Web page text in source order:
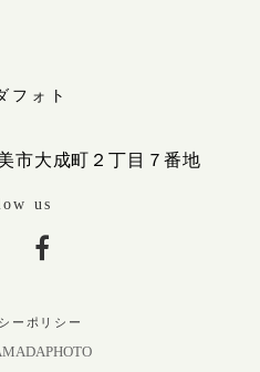
フォト
市大成町２丁目７番地
us
ーポリシー